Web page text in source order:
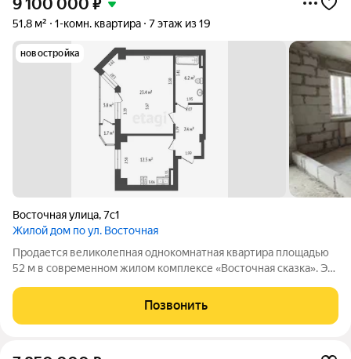
9 100 000 ₽
51,8 м² 1-комн. квартира 7 этаж из 19
новостройка
Восточная улица,7с1
Жилой дом по ул. Восточная
Продается великолепная однокомнатная квартира площадью
52 м в современном жилом комплексе «Восточная сказка». Эта
кирпично-монолитного дома, который уже построен и готов к
заселению. Квартира
Позвонить